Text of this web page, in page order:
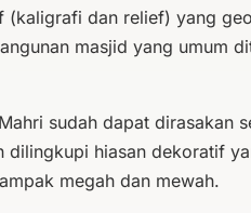
(kaligrafi dan relief) yang
masjid yang umum
sudah dapat dirasakan
dilingkupi hiasan dekoratif
megah dan mewah.